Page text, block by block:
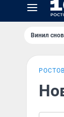
Винил